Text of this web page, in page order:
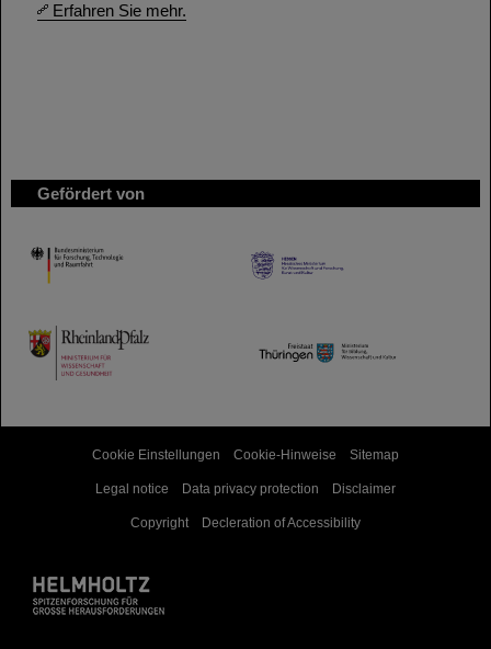
Erfahren Sie mehr.
Gefördert von
HMWK
TMWWDG
Cookie Einstellungen Cookie-Hinweise Sitemap
Legal notice Data privacy protection Disclaimer
Copyright Decleration of Accessibility